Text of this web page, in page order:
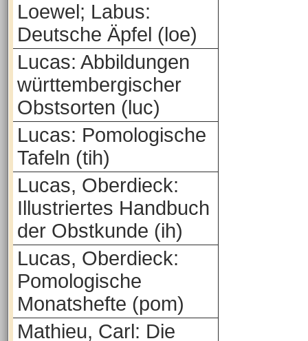
Loewel; Labus:
Deutsche Äpfel (loe)
Lucas: Abbildungen
württembergischer
Obstsorten (luc)
Lucas: Pomologische
Tafeln (tih)
Lucas, Oberdieck:
Illustriertes Handbuch
der Obstkunde (ih)
Lucas, Oberdieck:
Pomologische
Monatshefte (pom)
Mathieu, Carl: Die